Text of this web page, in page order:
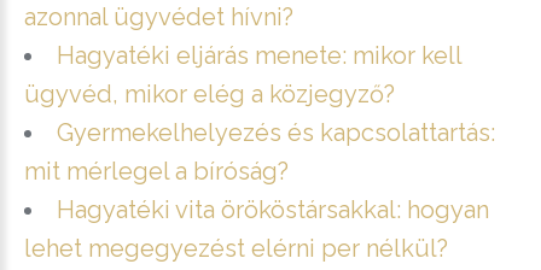
azonnal ügyvédet hívni?
Hagyatéki eljárás menete: mikor kell
ügyvéd, mikor elég a közjegyző?
Gyermekelhelyezés és kapcsolattartás:
mit mérlegel a bíróság?
Hagyatéki vita örököstársakkal: hogyan
lehet megegyezést elérni per nélkül?